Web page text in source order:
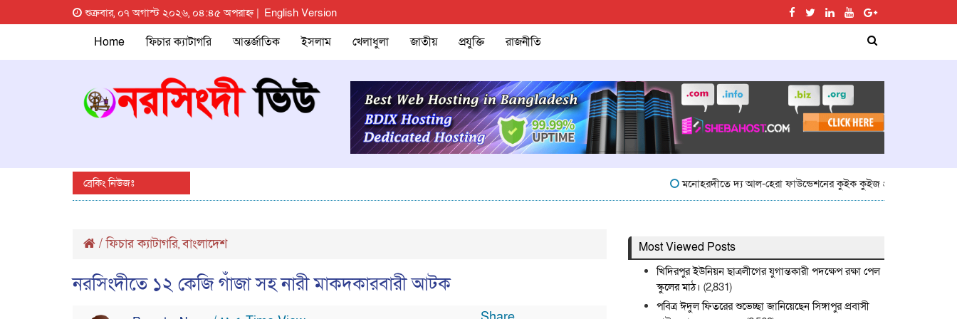
শুক্রবার, ০৭ অগাস্ট ২০২৬, ০৪:৪৫ অপরাহ্ন | English Version
Home ফিচার ক্যাটাগরি আন্তর্জাতিক ইসলাম খেলাধুলা জাতীয় প্রযুক্তি রাজনীতি
ব্রেকিং নিউজঃ মনোহরদীতে দ্য আল-হেরা ফাউন্ডেশনের কুইক কুইজ প্রতিযোগিতা অনুষ্ঠিত
/ফিচার ক্যাটাগরি,বাংলাদেশ
নরসিংদীতে ১২ কেজি গাঁজা সহ নারী মাকদকারবারী আটক
Most Viewed Posts
খিদিরপুর ইউনিয়ন ছাত্রলীগের যুগান্তকারী পদক্ষেপ রক্ষা পেল
স্কুলের মাঠ। (2,831)
পবিত্র ঈদুল ফিতরের শুভেচ্ছা জানিয়েছেন সিঙ্গাপুর প্রবাসী